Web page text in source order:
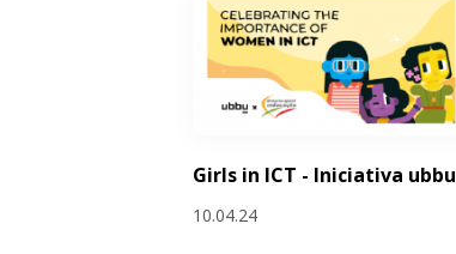
Girls in ICT - Iniciativa ubbu
10.04.24